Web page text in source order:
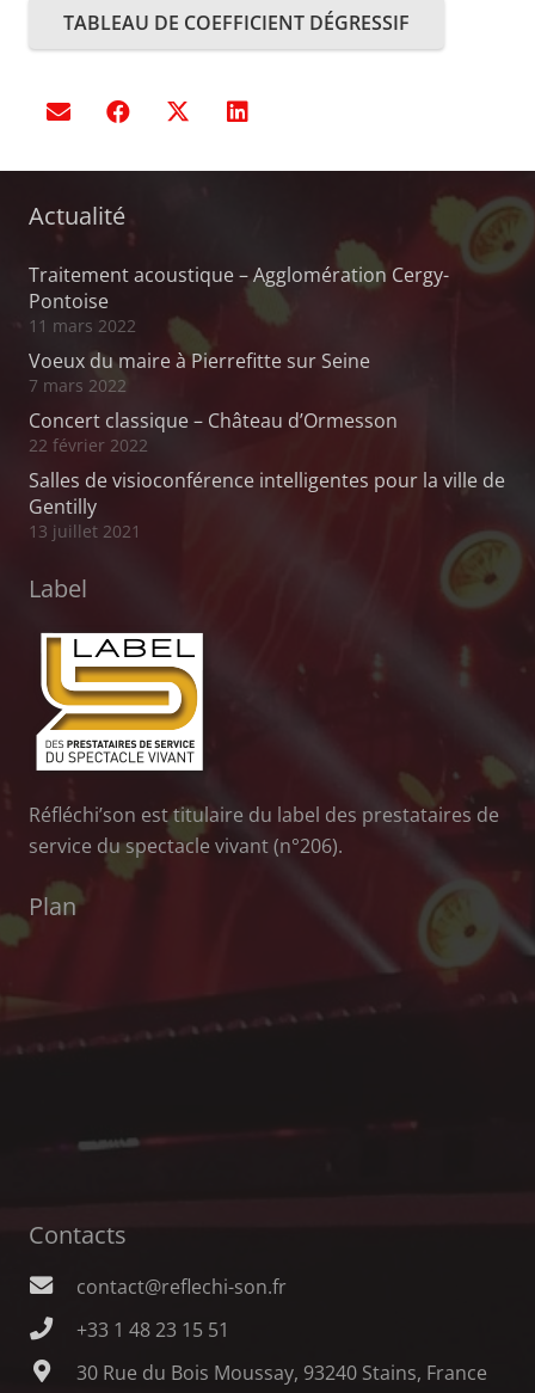
TABLEAU DE COEFFICIENT DÉGRESSIF
Actualité
Traitement acoustique – Agglomération Cergy-
Pontoise
11 mars 2022
Voeux du maire à Pierrefitte sur Seine
7 mars 2022
Concert classique – Château d’Ormesson
22 février 2022
Salles de visioconférence intelligentes pour la ville de
Gentilly
13 juillet 2021
Label
Réfléchi’son est titulaire du label des prestataires de
service du spectacle vivant (n°206).
Plan
Contacts
contact@reflechi-son.fr
+33 1 48 23 15 51
30 Rue du Bois Moussay, 93240 Stains, France